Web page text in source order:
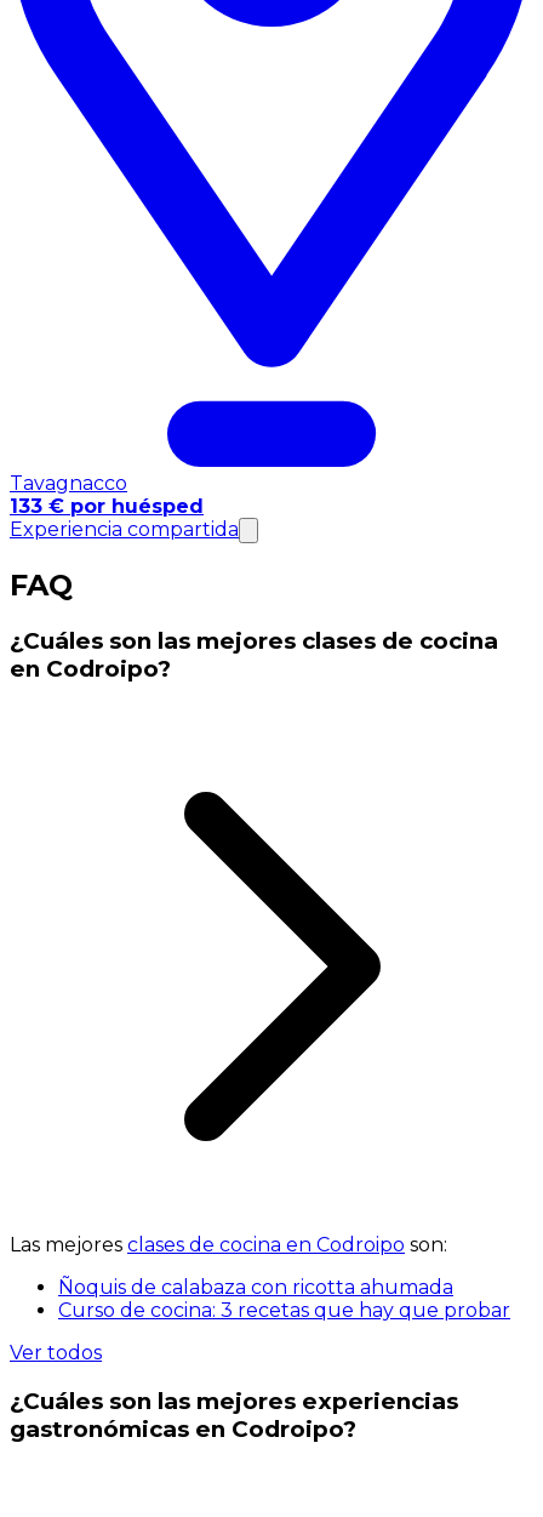
Tavagnacco
133 € por huésped
Experiencia compartida
FAQ
¿Cuáles son las mejores clases de cocina
en Codroipo?
Las mejores clases de cocina en Codroipo son:
Ñoquis de calabaza con ricotta ahumada
Curso de cocina: 3 recetas que hay que probar
Ver todos
¿Cuáles son las mejores experiencias
gastronómicas en Codroipo?